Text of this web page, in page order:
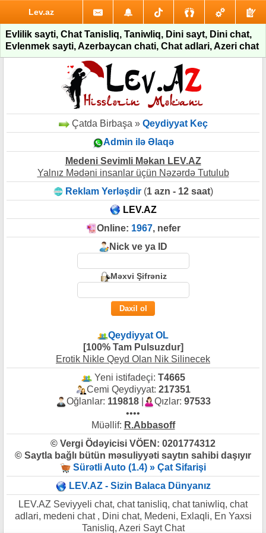
Lev.az
Evlilik sayti, Chat Tanisliq, Taniwliq, Dini sayt, Dini chat,
Evlenmek sayti, Azerbaycan chati, Chat adlari, Azeri chat
Çatda Birbaşa » Qeydiyyat Keç
Admin ilə Əlaqə
Medeni Sevimli Məkan LEV.AZ
Yalnız Mədəni insanlar üçün Nəzərdə Tutulub
Reklam Yerləşdir (1 azn - 12 saat)
LEV.AZ
Online: 1967, nefer
Nick ve ya ID
Məxvi Şifrəniz
Qeydiyyat OL
[100% Tam Pulsuzdur]
Erotik Nikle Qeyd Olan Nik Silinecek
Yeni istifadeçi: T4665
Cemi Qeydiyyat: 217351
Oğlanlar: 119818| Qızlar: 97533
••••
Müəllif: R.Abbasoff
© Vergi Ödəyicisi VÖEN: 0201774312
© Saytla bağlı bütün məsuliyyəti saytın sahibi daşıyır
Sürətli Auto (1.4) » Çat Sifarişi
LEV.AZ - Sizin Balaca Dünyanız
LEV.AZ Seviyyeli chat, chat tanisliq, chat taniwliq, chat
adlari, medeni chat , Dini chat, Medeni, Exlaqli, En Yaxsi
Tanisliq, Azeri Sayt Chat